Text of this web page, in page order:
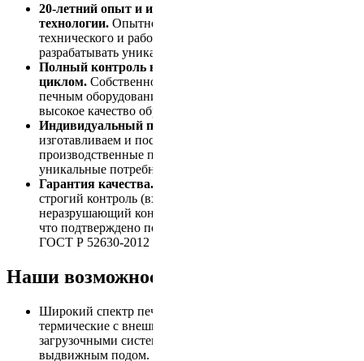
20-летний опыт и инновационные
технологии. Опытнейший кадровый состав инженерно-
технического и рабочего персонала позволяет
разрабатывать уникальные технологические процессы.
Полный контроль над производственным
циклом. Собственное производство с современным
печным оборудованием обеспечивает стабильное
высокое качество обработки.
Индивидуальный подход.
изготавливаем и поставляем изделия под конкретные
производственные процессы, адаптируясь под
уникальные потребности каждого заказчика.
Гарантия качества.
строгий контроль (входной, ультразвуковой,
неразрушающий контроль макро- и микроструктуры),
что подтверждено полным пакетом документов по
ГОСТ Р 52630-2012 и международным нормам.
Наши возможности
Широкий спектр печей, включая ямные, камерные,
термические с внешней механизацией, печи с
загрузочными системами и нагревательные печи с
выдвижным подом.